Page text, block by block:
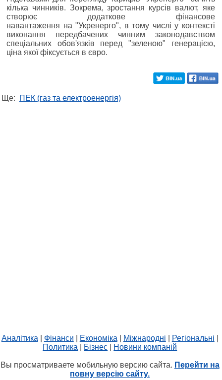
кілька чинників. Зокрема, зростання курсів валют, яке
створює додаткове фінансове
навантаження на "Укренерго", в тому числі у контексті
виконання передбачених чинним законодавством
спеціальних обов'язків перед "зеленою" генерацією,
ціна якої фіксується в євро.
Ще: ПЕК (газ та електроенергія)
Аналітика Фінанси Економіка Міжнародні Регіональні
Политика
Бізнес Новини компаній
Вы просматриваете мобильную версию сайта. Перейти на
повну версію сайту.